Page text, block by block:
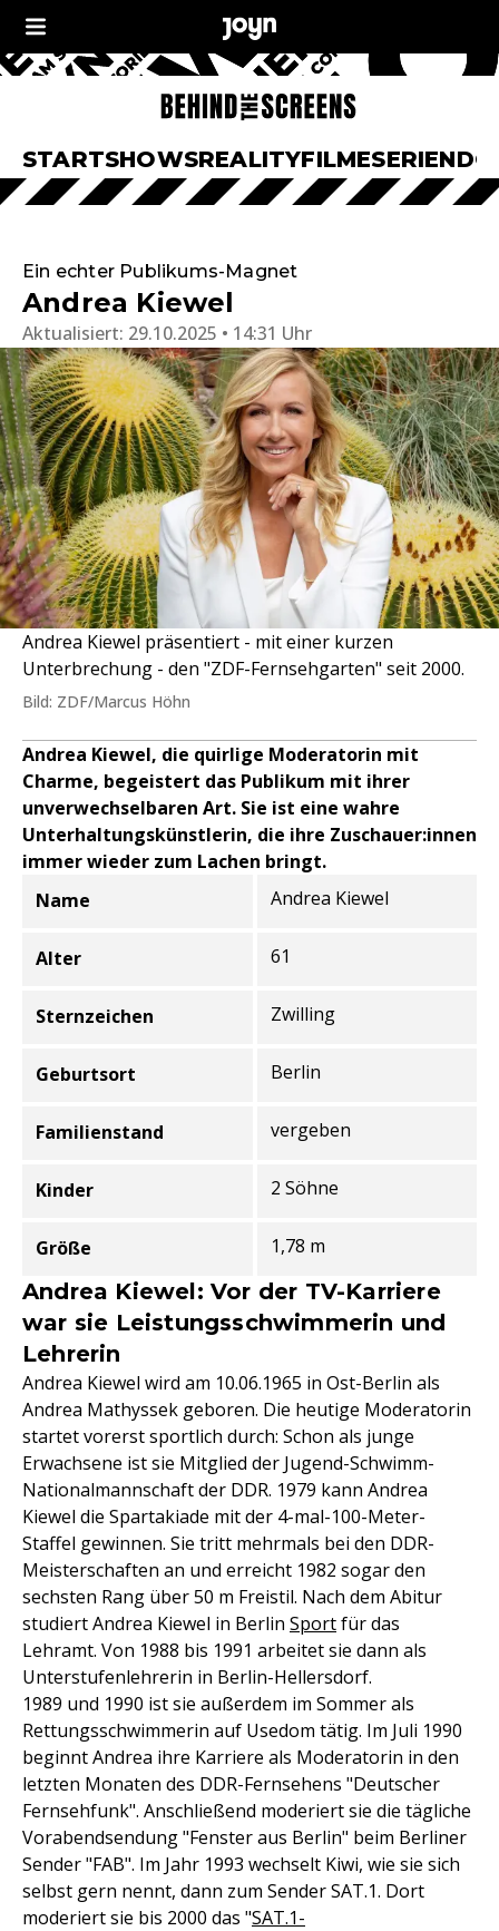
STARTSHOWSREALITYFILMESERIEN
Ein echter Publikums-Magnet
Andrea Kiewel
Aktualisiert: 29.10.2025 • 14:31 Uhr
Andrea Kiewel präsentiert - mit einer kurzen
Unterbrechung - den "ZDF-Fernsehgarten" seit 2000.
Bild: ZDF/Marcus Höhn
Andrea Kiewel, die quirlige Moderatorin mit
Charme, begeistert das Publikum mit ihrer
unverwechselbaren Art. Sie ist eine wahre
Unterhaltungskünstlerin, die ihre Zuschauer:innen
immer wieder zum Lachen bringt.
Informationen zur Person
Name
Alter
Sternzeichen
Geburtsort
Familienstand
Kinder
Größe
Andrea Kiewel
61
Zwilling
Berlin
vergeben
2 Söhne
1,78 m
Andrea Kiewel: Vor der TV-Karriere
war sie Leistungsschwimmerin und
Lehrerin
Andrea Kiewel wird am 10.06.1965 in Ost-Berlin als
Andrea Mathyssek geboren. Die heutige Moderatorin
startet vorerst sportlich durch: Schon als junge
Erwachsene ist sie Mitglied der Jugend-Schwimm-
Nationalmannschaft der DDR. 1979 kann Andrea
Kiewel die Spartakiade mit der 4-mal-100-Meter-
Staffel gewinnen. Sie tritt mehrmals bei den DDR-
Meisterschaften an und erreicht 1982 sogar den
sechsten Rang über 50 m Freistil. Nach dem Abitur
studiert Andrea Kiewel in Berlin Sportfür das
Lehramt. Von 1988 bis 1991 arbeitet sie dann als
Unterstufenlehrerin in Berlin-Hellersdorf.
1989 und 1990 ist sie außerdem im Sommer als
Rettungsschwimmerin auf Usedom tätig. Im Juli 1990
beginnt Andrea ihre Karriere als Moderatorin in den
letzten Monaten des DDR-Fernsehens "Deutscher
Fernsehfunk". Anschließend moderiert sie die tägliche
Vorabendsendung "Fenster aus Berlin" beim Berliner
Sender "FAB". Im Jahr 1993 wechselt Kiwi, wie sie sich
selbst gern nennt, dann zum Sender SAT.1. Dort
moderiert sie bis 2000 das "SAT.1-